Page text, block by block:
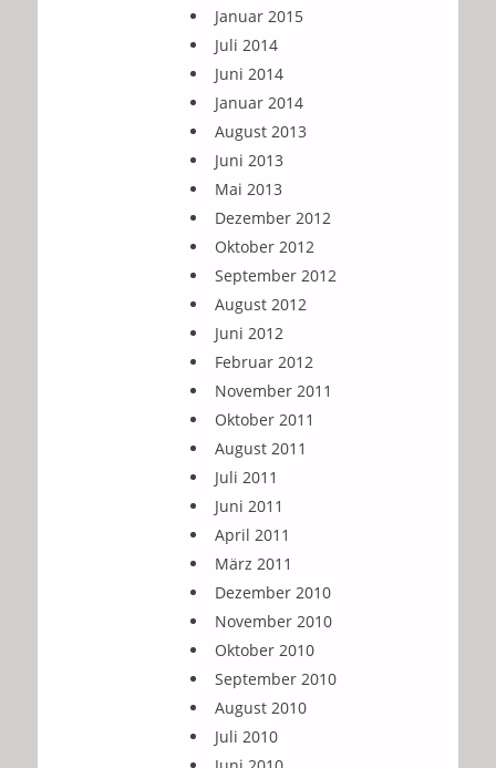
Januar 2015
Juli 2014
Juni 2014
Januar 2014
August 2013
Juni 2013
Mai 2013
Dezember 2012
Oktober 2012
September 2012
August 2012
Juni 2012
Februar 2012
November 2011
Oktober 2011
August 2011
Juli 2011
Juni 2011
April 2011
März 2011
Dezember 2010
November 2010
Oktober 2010
September 2010
August 2010
Juli 2010